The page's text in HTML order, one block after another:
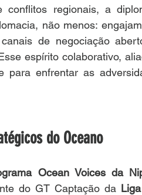
conflitos regionais, a
não menos:
de negociação
espírito colaborativo,
para enfrentar as
do Oceano
Ocean Voices da
do GT Captação da